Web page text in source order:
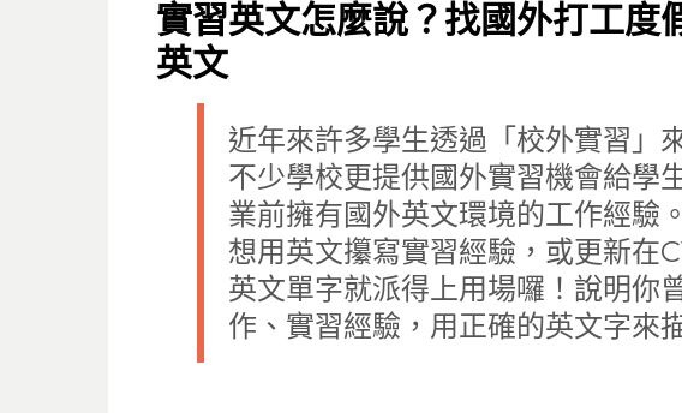
ON
實習英文怎麼說？找國外打工度
英文
近年來許多學生透過「校外實習」
不少學校更提供國外實習機會給學
業前擁有國外英文環境的工作經驗。
想用英文攥寫實習經驗，或更新在
英文單字就派得上用場囉！說明你
作、實習經驗，用正確的英文字來